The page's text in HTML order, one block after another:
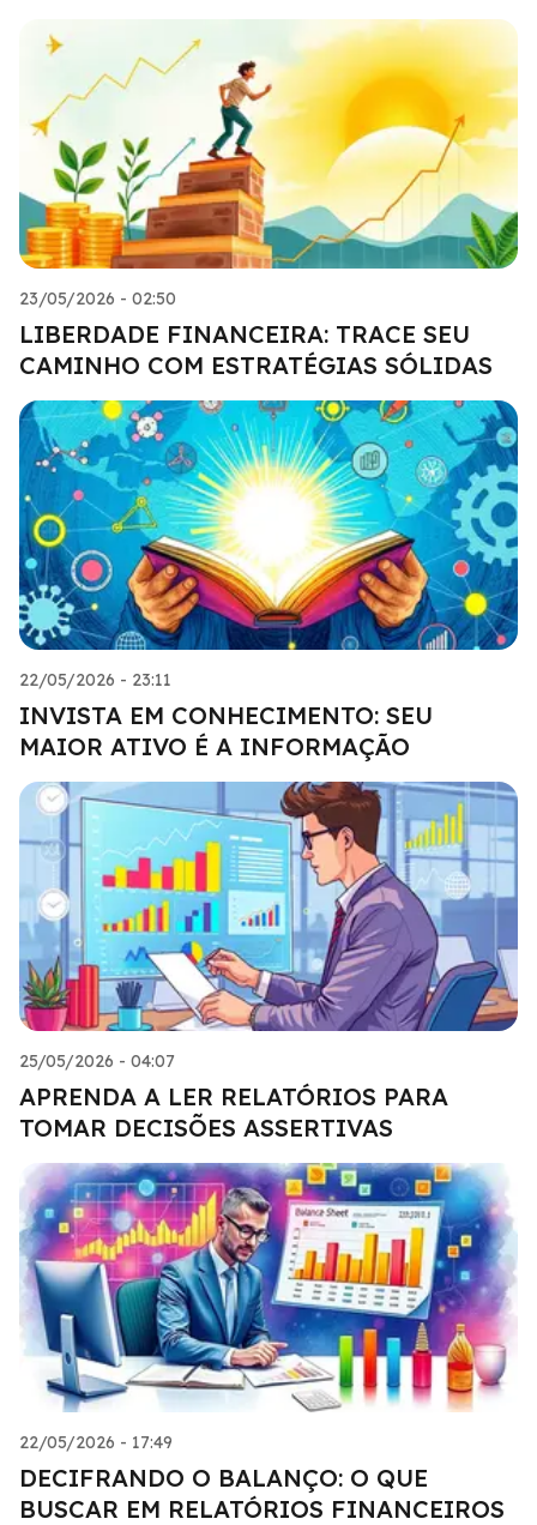
23/05/2026 - 02:50
LIBERDADE FINANCEIRA: TRACE SEU
CAMINHO COM ESTRATÉGIAS SÓLIDAS
22/05/2026 - 23:11
INVISTA EM CONHECIMENTO: SEU
MAIOR ATIVO É A INFORMAÇÃO
25/05/2026 - 04:07
APRENDA A LER RELATÓRIOS PARA
TOMAR DECISÕES ASSERTIVAS
22/05/2026 - 17:49
DECIFRANDO O BALANÇO: O QUE
BUSCAR EM RELATÓRIOS FINANCEIROS